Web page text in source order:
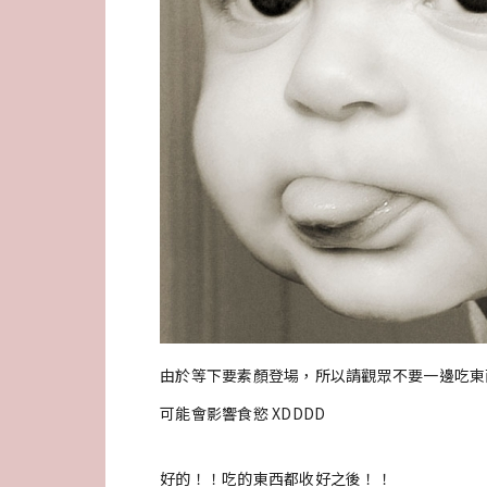
由於等下要素顏登場，所以請觀眾不要一邊吃
可能會影響食慾 XDDDD
好的！！吃的東西都收好之後！！